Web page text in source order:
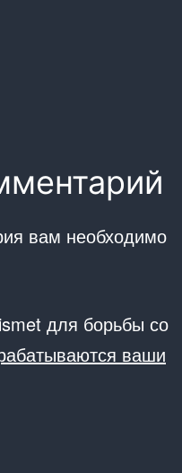
вам необходимо
для борьбы со
ваши